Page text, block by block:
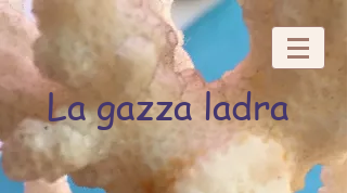
La gazza ladra